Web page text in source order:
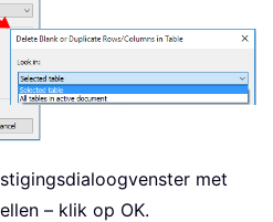
met
– klik op OK.